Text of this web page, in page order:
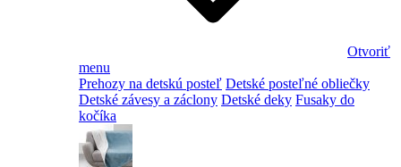
Otvoriť
menu
Prehozy na detskú posteľ Detské posteľné obliečky
Detské závesy a záclony Detské deky Fusaky do
kočíka